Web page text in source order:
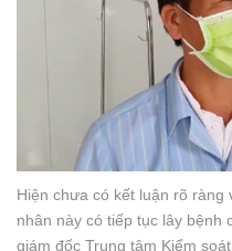
Hiện chưa có kết luận rõ ràng
nhân này có tiếp tục lây bệnh
giám đốc Trung tâm Kiểm